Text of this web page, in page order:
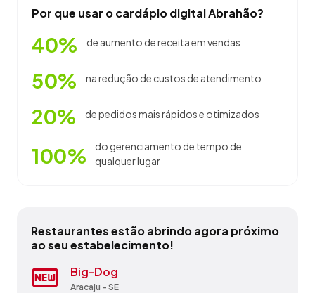
Por que usar o cardápio digital Abrahão?
40% de aumento de receita em vendas
50% na redução de custos de atendimento
20% de pedidos mais rápidos e otimizados
100%
do gerenciamento de tempo de
qualquer lugar
Restaurantes estão abrindo agora próximo
ao seu estabelecimento!
Bar O Jacare
Lagarto - SE
Big-Dog
Aracaju - SE
Hotel Brasília
Aracaju - SE
Lanchonete E Petiscaria Sinteresse
Canindé de São Francisco - SE
O Frigideira
Lagarto - SE
Paisano Churrascaria
Aracaju - SE
Quiosque E Restaurante Da Risolene
Canindé de São Francisco - SE
Restaurante Da Bebe
Indiaroba - SE
Restaurante E Pizzaria Sparttacus
Canindé de São Francisco - SE
Restaurante Raizes Do Sertao
Canindé de São Francisco - SE